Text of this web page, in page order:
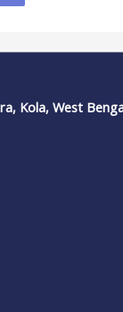
Kola, West